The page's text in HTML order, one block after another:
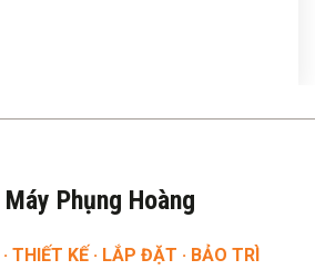
Phụng Hoàng
THIẾT KẾ · LẮP ĐẶT · BẢO TRÌ